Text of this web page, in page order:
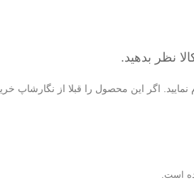
نظر بدهید.
اگر این محصول را قبلا از نگارشاپ
است.